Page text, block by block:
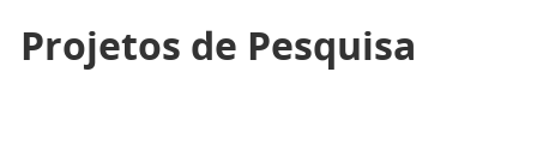
Projetos de Pesquisa